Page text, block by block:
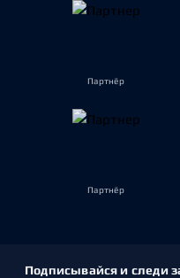
Партнёр
Партнёр
Подписывайся и следи